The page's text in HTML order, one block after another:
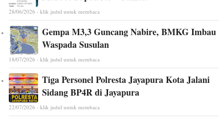
28/06/2026 - klik judul untuk membaca
Gempa M3,3 Guncang Nabire, BMKG Imbau
Waspada Susulan
18/07/2026 - klik judul untuk membaca
Tiga Personel Polresta Jayapura Kota Jalani
Sidang BP4R di Jayapura
22/07/2026 - klik judul untuk membaca